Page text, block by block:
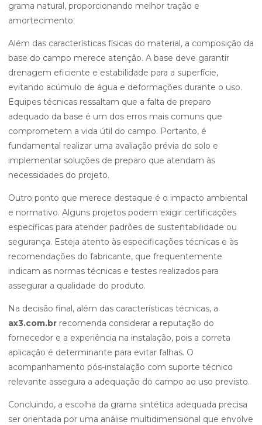
grama natural, proporcionando melhor tração e
amortecimento.
Além das características físicas do material, a composição da
base do campo merece atenção. A base deve garantir
drenagem eficiente e estabilidade para a superfície,
evitando acúmulo de água e deformações durante o uso.
Equipes técnicas ressaltam que a falta de preparo
adequado da base é um dos erros mais comuns que
comprometem a vida útil do campo. Portanto, é
fundamental realizar uma avaliação prévia do solo e
implementar soluções de preparo que atendam às
necessidades do projeto.
Outro ponto que merece destaque é o impacto ambiental
e normativo. Alguns projetos podem exigir certificações
específicas para atender padrões de sustentabilidade ou
segurança. Esteja atento às especificações técnicas e às
recomendações do fabricante, que frequentemente
indicam as normas técnicas e testes realizados para
assegurar a qualidade do produto.
Na decisão final, além das características técnicas, a
ax3.com.br recomenda considerar a reputação do
fornecedor e a experiência na instalação, pois a correta
aplicação é determinante para evitar falhas. O
acompanhamento pós-instalação com suporte técnico
relevante assegura a adequação do campo ao uso previsto.
Concluindo, a escolha da grama sintética adequada precisa
ser orientada por uma análise multidimensional que envolve